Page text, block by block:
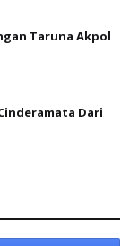
Taruna Akpol
Dari